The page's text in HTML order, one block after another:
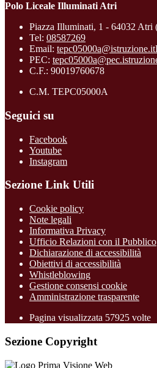
Polo Liceale Illuminati Atri
Piazza Illuminati, 1 - 64032 Atri
Tel: 08587269
Email: tepc05000a@istruzione.it
PEC:
C.F.: 90019760678
C.M. TEPC05000A
Seguici su
Facebook
Youtube
Instagram
Sezione Link Utili
Cookie policy
Note legali
Informativa Privacy
Ufficio Relazioni con il Pubblico
Dichiarazione di accessibilità
Obiettivi di accessibilità
Whistleblowing
Gestione consensi cookie
Amministrazione trasparente
Pagina visualizzata 57925 volte
Sezione Copyright